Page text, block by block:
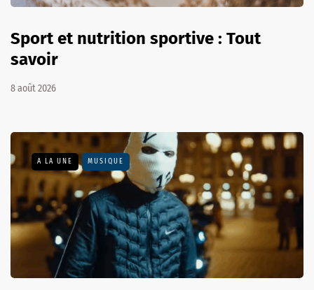
Sport et nutrition sportive : Tout
savoir
8 août 2026
A LA UNE MUSIQUE